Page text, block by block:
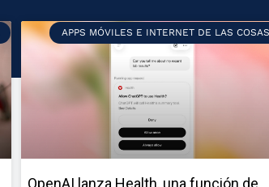
APPS MÓVILES E INTERNET DE LAS COSAS
OpenAI lanza Health, una función de